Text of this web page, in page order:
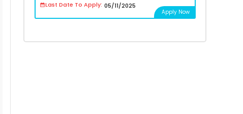
Last Date To Apply: 05/11/2025
Apply Now